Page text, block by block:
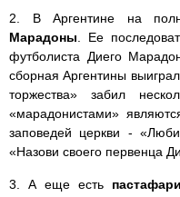
2. В Аргентине на
Марадоны. Ее
футболиста Диего
сборная Аргентины
торжества» забил
«марадонистами»
заповедей церкви -
«Назови своего первенца
3. А еще есть